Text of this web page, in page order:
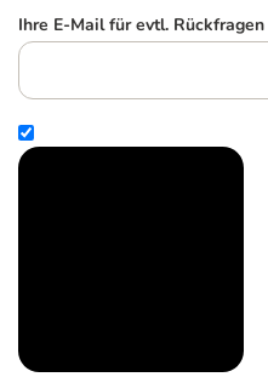
Ihre E-Mail für evtl. Rückfragen